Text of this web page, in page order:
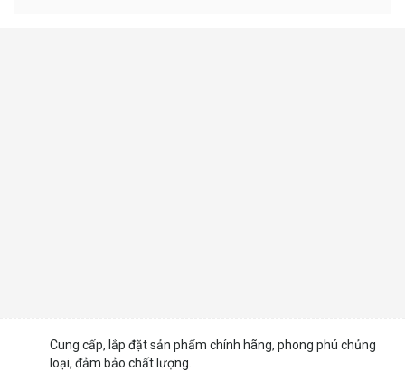
Cung cấp, lắp đặt sản phẩm chính hãng, phong phú chủng
loại, đảm bảo chất lượng.